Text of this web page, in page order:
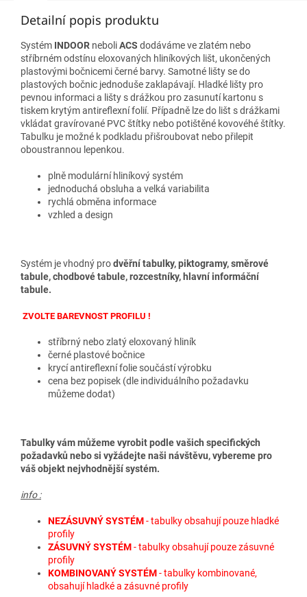
Detailní popis produktu
Systém INDOOR neboliACS dodáváme ve zlatém nebo
stříbrném odstínu eloxovaných hliníkových lišt, ukončených
plastovými bočnicemi černé barvy. Samotné lišty se do
plastových bočnic jednoduše zaklapávají. Hladké lišty pro
pevnou informaci a lišty s drážkou pro zasunutí kartonu s
tiskem krytým antireflexní folií. Případně lze do lišt s drážkami
vkládat gravírované PVC štítky nebo potištěné kovovéhé štítky.
Tabulku je možné k podkladu přišroubovat nebo přilepit
oboustrannou lepenkou.
plně modulární hliníkový systém
jednoduchá obsluha a velká variabilita
rychlá obměna informace
vzhled a design
Systém je vhodný prodvěřní tabulky,piktogramy,směrové
tabule, chodbové tabule, rozcestníky, hlavní informáční
tabule.
ZVOLTE BAREVNOST PROFILU !
stříbrný nebo zlatý eloxovaný hliník
černé plastové bočnice
krycí antireflexní folie součástí výrobku
cena bez popisek (dle individuálního požadavku
můžeme dodat)
Tabulky vám můžeme vyrobit podle vašich specifických
požadavků nebo si vyžádejte naši návštěvu, vybereme pro
váš objekt nejvhodnější systém.
info :
NEZÁSUVNÝ SYSTÉM- tabulky obsahují pouze hladké
profily
ZÁSUVNÝ SYSTÉM- tabulky obsahují pouze zásuvné
profily
KOMBINOVANÝ SYSTÉM- tabulky kombinované,
obsahují hladké a zásuvné profily